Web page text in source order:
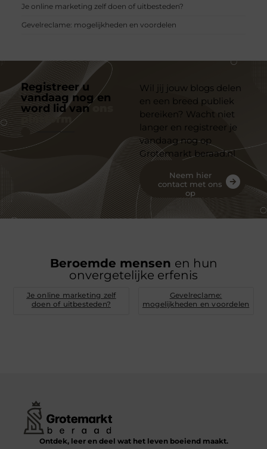
Je online marketing zelf doen of uitbesteden?
Gevelreclame: mogelijkheden en voordelen
Registreer u
vandaag nog en
word lid van
platform
Wil jij jouw blogs delen
en een breed publiek
bereiken? Wacht niet
langer en registreer je
vandaag nog op
Grotemarkt beraad.nl
Neem hier
contact met ons
op
Beroemde mensen en hun
onvergetelijke erfenis
Je online marketing zelf
doen of uitbesteden?
Gevelreclame:
mogelijkheden en voordelen
Ontdek, leer en deel wat het leven boeiend maakt.